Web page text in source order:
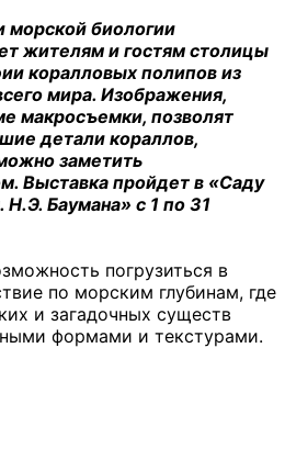
морской биологии
жителям и гостям столицы
коралловых полипов из
мира. Изображения,
макросъемки, позволят
детали кораллов,
заметить
Выставка пройдет в «Саду
Баумана» с 1 по 31
погрузиться в
по морским глубинам, где
и загадочных существ
формами и текстурами.